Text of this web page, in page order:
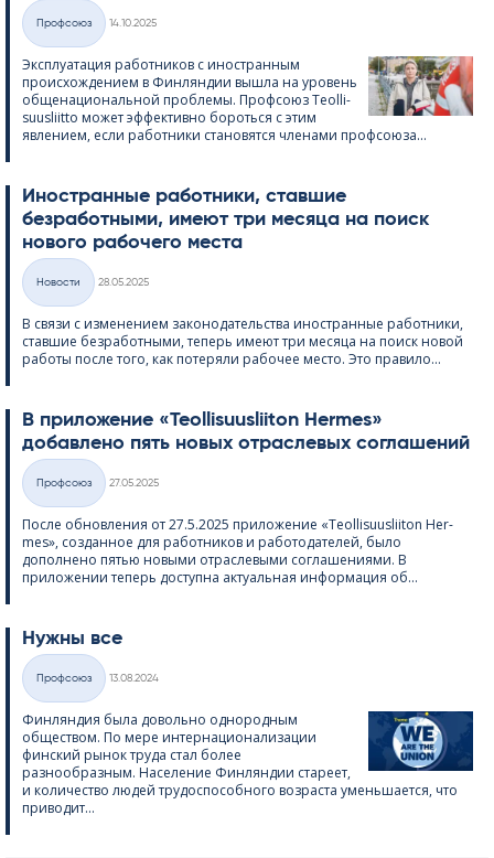
Категории
Профсоюз
14.10.2025
Эксплуатация работников с иностранным
происхождением в Финляндии вышла на уровень
общенациональной проблемы. Профсоюз Teol­li­
suus­liitto может эффективно бороться с этим
явлением, если работники становятся членами профсоюза...
Иностранные работники, ставшие
безработными, имеют три месяца на поиск
нового рабочего места
Категории
Hовости
28.05.2025
В связи с изменением законодательства иностранные работники,
ставшие безработными, теперь имеют три месяца на поиск новой
работы после того, как потеряли рабочее место. Это правило...
В приложение «Teol­li­suus­lii­ton Her­mes»
добавлено пять новых отраслевых соглашений
Категории
Профсоюз
27.05.2025
После обновления от 27.5.2025 приложение «Teol­li­suus­lii­ton Her­
mes», созданное для работников и работодателей, было
дополнено пятью новыми отраслевыми соглашениями. В
приложении теперь доступна актуальная информация об...
Нужны все
Категории
Профсоюз
13.08.2024
Финляндия была довольно однородным
обществом. По мере интернационализации
финский рынок труда стал более
разнообразным. Население Финляндии стареет,
и количество людей трудоспособного возраста уменьшается, что
приводит...